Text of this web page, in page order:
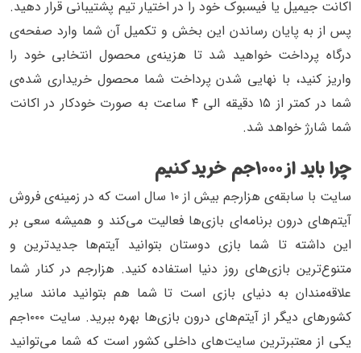
اکانت جیمیل یا فیسبوک خود را در اختیار تیم پشتیبانی قرار دهید.
پس از به پایان رساندن این بخش و تکمیل آن شما وارد صفحه‌ی
درگاه پرداخت خواهید شد تا هزینه‌ی محصول انتخابی خود را
واریز کنید، با نهایی شدن پرداخت شما محصول خریداری شده‌ی
شما در کمتر از ۱۵ دقیقه الی ۴ ساعت به صورت خودکار در اکانت
شما شارژ خواهد شد.
چرا باید از ۱۰۰۰جم خرید کنیم
سایت با سابقه‌ی هزارجم بیش از ۱۰ سال است که در زمینه‌ی فروش
آیتم‌های درون برنامه‌ای بازی‌ها فعالیت می‌کند و همیشه سعی بر
این داشته تا شما بازی دوستان بتوانید آیتم‌ها جدیدترین و
متنوع‌ترین بازی‌های روز دنیا استفاده کنید. هزارجم در کنار شما
علاقه‌مندان به دنیای بازی است تا شما هم‌ بتوانید مانند سایر
کشورهای دیگر از آیتم‌های درون بازی‌ها بهره ببرید. سایت ۱۰۰۰جم
یکی از معتبرترین سایت‌های داخلی کشور است که شما می‌توانید